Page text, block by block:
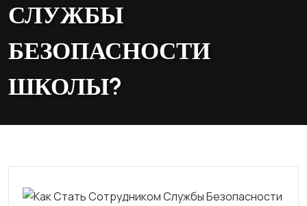
СЛУЖБЫ
БЕЗОПАСНОСТИ
ШКОЛЫ?